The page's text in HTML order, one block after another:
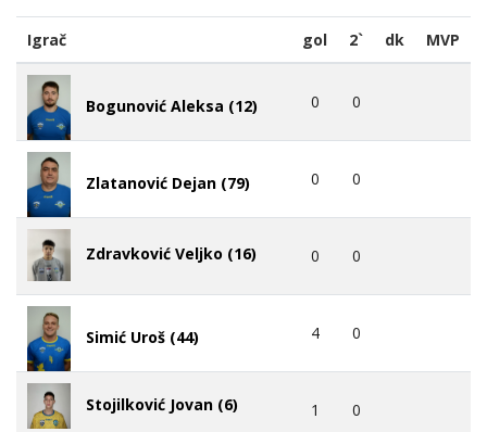
Igrač gol 2` dk MVP
Bogunović Aleksa (12) 0 0
Zlatanović Dejan (79) 0 0
Zdravković Veljko (16) 0 0
Simić Uroš (44) 4 0
Stojilković Jovan (6) 1 0